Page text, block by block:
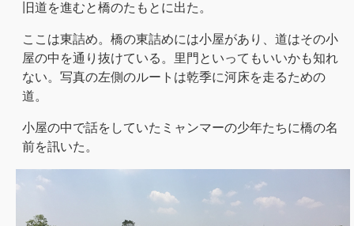
旧道を進むと橋のたもとに出た。
ここは東詰め。橋の東詰めには小屋があり、道はその小
屋の中を通り抜けている。里門といってもいいかも知れ
ない。写真の左側のルートは乾季に河床を走るための
道。
小屋の中で話をしていたミャンマーの少年たちに橋の名
前を訊いた。